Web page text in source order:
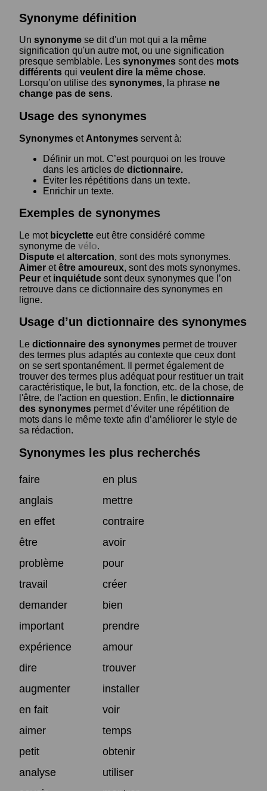
Synonyme définition
Un synonyme se dit d'un mot qui a la même
signification qu'un autre mot, ou une signification
presque semblable. Les synonymes sont des mots
différents qui veulent dire la même chose.
Lorsqu’on utilise des synonymes, la phrase ne
change pas de sens.
Usage des synonymes
Synonymes et Antonymes servent à:
Définir un mot. C’est pourquoi on les trouve
dans les articles de dictionnaire.
Eviter les répétitions dans un texte.
Enrichir un texte.
Exemples de synonymes
Le mot bicyclette eut être considéré comme
synonyme de vélo.
Dispute etaltercation, sont des mots synonymes.
Aimer etêtre amoureux, sont des mots synonymes.
Peur et inquiétude sont deux synonymes que l’on
retrouve dans ce dictionnaire des synonymes en
ligne.
Usage d’un dictionnaire des synonymes
Le dictionnaire des synonymes permet de trouver
des termes plus adaptés au contexte que ceux dont
on se sert spontanément. Il permet également de
trouver des termes plus adéquat pour restituer un trait
caractéristique, le but, la fonction, etc. de la chose, de
l'être, de l'action en question. Enfin, le dictionnaire
des synonymes permet d’éviter une répétition de
mots dans le même texte afin d’améliorer le style de
sa rédaction.
Synonymes les plus recherchés
faire
en plus
anglais
mettre
en effet
contraire
être
avoir
problème
pour
travail
créer
demander
bien
important
prendre
expérience
amour
dire
trouver
augmenter
installer
en fait
voir
aimer
temps
petit
obtenir
analyse
utiliser